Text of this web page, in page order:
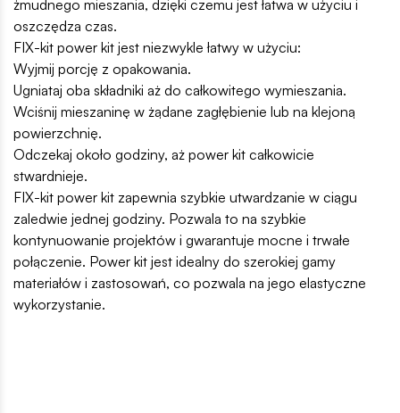
żmudnego mieszania, dzięki czemu jest łatwa w użyciu i
oszczędza czas.
FIX-kit power kit jest niezwykle łatwy w użyciu:
Wyjmij porcję z opakowania.
Ugniataj oba składniki aż do całkowitego wymieszania.
Wciśnij mieszaninę w żądane zagłębienie lub na klejoną
powierzchnię.
Odczekaj około godziny, aż power kit całkowicie
stwardnieje.
FIX-kit power kit zapewnia szybkie utwardzanie w ciągu
zaledwie jednej godziny. Pozwala to na szybkie
kontynuowanie projektów i gwarantuje mocne i trwałe
połączenie. Power kit jest idealny do szerokiej gamy
materiałów i zastosowań, co pozwala na jego elastyczne
wykorzystanie.